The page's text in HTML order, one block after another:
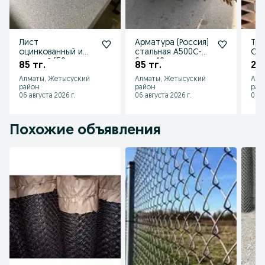
Лист
оцинкованный и
цветной (50
до 3 м, цена
выгодная!
85 тг.
Алматы, Жетысуский
район
06 августа 2026 г.
Арматура (Россия)
стальная А500С-от
6 до 40
день заказа!
85 тг.
Алматы, Жетысуский
район
06 августа 2026 г.
20
06
Похожие объявления